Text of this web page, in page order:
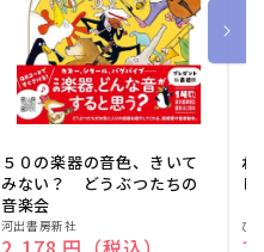
５０の楽器の音色、きいて
みない？ どうぶつたちの
音楽会
販
河出書房新社
ね
販ひ